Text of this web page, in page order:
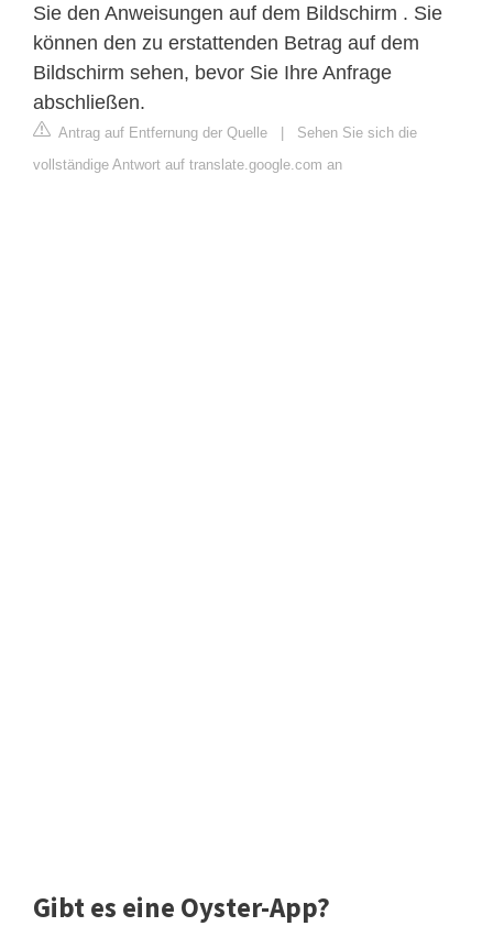
Sie den Anweisungen auf dem Bildschirm . Sie
können den zu erstattenden Betrag auf dem
Bildschirm sehen, bevor Sie Ihre Anfrage
abschließen.
Antrag auf Entfernung der Quelle | Sehen Sie sich die
vollständige Antwort auf translate.google.com an
Gibt es eine Oyster-App?